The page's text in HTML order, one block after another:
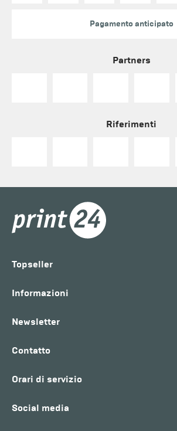
Pagamento anticipato
Partners
Riferimenti
Topseller
Informazioni
Newsletter
Contatto
Orari di servizio
Social media